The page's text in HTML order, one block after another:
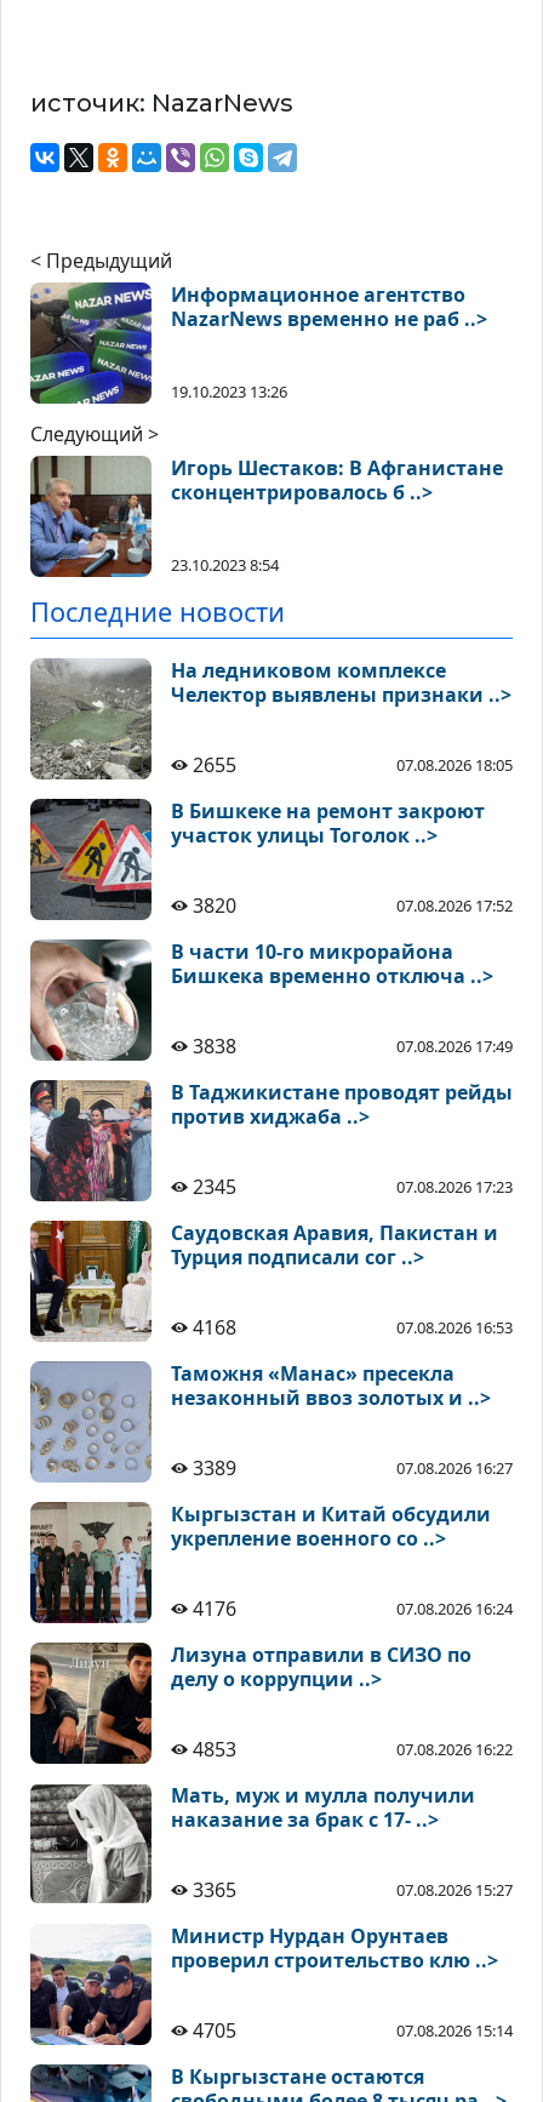
источик: NazarNews
< Предыдущий
Информационное агентство
NazarNews временно не раб ..>
19.10.2023 13:26
Следующий >
Игорь Шестаков: В Афганистане
сконцентрировалось б ..>
23.10.2023 8:54
Последние новости
На ледниковом комплексе
Челектор выявлены признаки ..>
2655 07.08.2026 18:05
В Бишкеке на ремонт закроют
участок улицы Тоголок ..>
3820 07.08.2026 17:52
В части 10-го микрорайона
Бишкека временно отключа ..>
3838 07.08.2026 17:49
В Таджикистане проводят рейды
против хиджаба ..>
2345 07.08.2026 17:23
Саудовская Аравия, Пакистан и
Турция подписали сог ..>
4168 07.08.2026 16:53
Таможня «Манас» пресекла
незаконный ввоз золотых и ..>
3389 07.08.2026 16:27
Кыргызстан и Китай обсудили
укрепление военного со ..>
4176 07.08.2026 16:24
Лизуна отправили в СИЗО по
делу о коррупции ..>
4853 07.08.2026 16:22
Мать, муж и мулла получили
наказание за брак с 17- ..>
3365 07.08.2026 15:27
Министр Нурдан Орунтаев
проверил строительство клю ..>
4705 07.08.2026 15:14
В Кыргызстане остаются